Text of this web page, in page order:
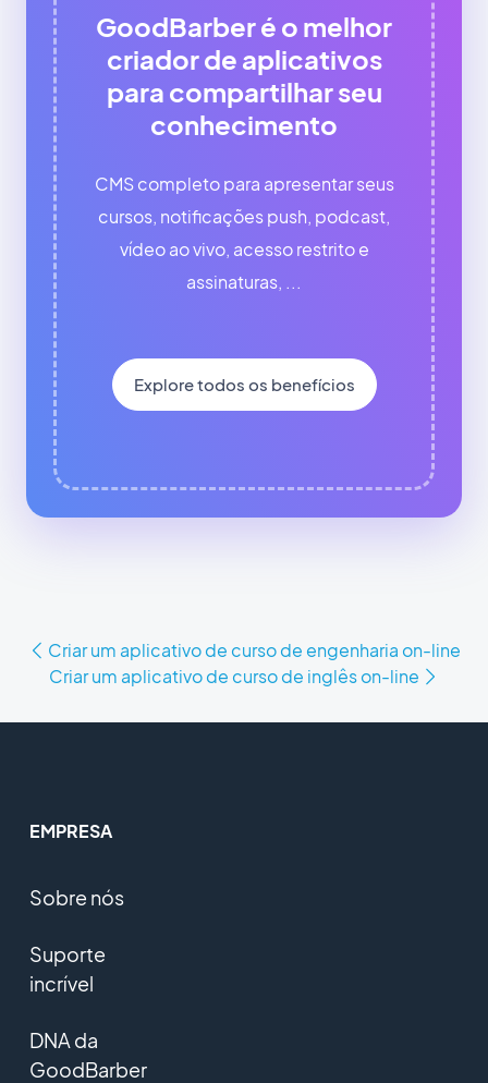
GoodBarber é o melhor
criador de aplicativos
para compartilhar seu
conhecimento
CMS completo para apresentar seus
cursos, notificações push, podcast,
vídeo ao vivo, acesso restrito e
assinaturas, ...
Explore todos os benefícios
Criar um aplicativo de curso de engenharia on-line
Criar um aplicativo de curso de inglês on-line
EMPRESA
Sobre nós
Suporte
incrível
DNA da
GoodBarber